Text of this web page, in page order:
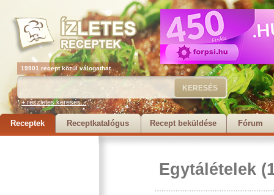
19901 recept közül válogathat...
+ részletes keresés...
Receptek Receptkatalógus Recept beküldése Fórum
Egytálételek